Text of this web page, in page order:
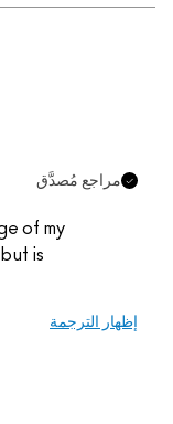
مراجع مُصدَّق
of my
is
إظهار الترجمة